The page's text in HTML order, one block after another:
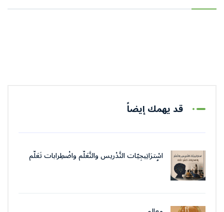
قد يهمك إيضاً
اسْترَاتِيجِيّات التَّدْريس والتَّعَلُّم واضْطِرابات تَعَلُّم
اللُّغة